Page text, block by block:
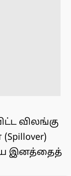
விலங்கு
இனத்தைத்